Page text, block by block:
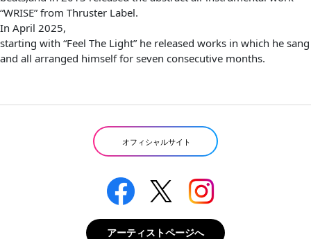
“WRISE” from Thruster Label.
In April 2025,
starting with “Feel The Light” he released works in which he sang
and all arranged himself for seven consecutive months.
オフィシャルサイト
アーティストページへ